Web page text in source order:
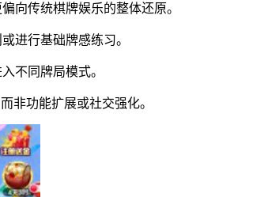
向传统棋牌娱乐的整体还原。
进行基础牌感练习。
不同牌局模式。
非功能扩展或社交强化。